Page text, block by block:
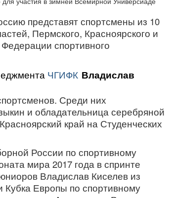
представят спортсмены из 10
Пермского, Красноярского и
спортивного
ЧГИФК Владислав
Среди них
и обладательница серебряной
край на Студенческих
России по спортивному
мира 2017 года в спринте
Владислав Киселев из
Кубка Европы по спортивному